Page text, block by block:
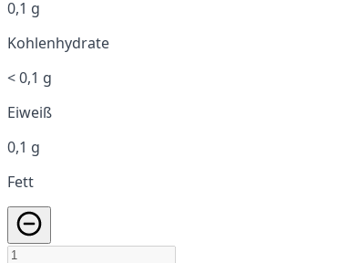
0,1 g
Kohlenhydrate
< 0,1 g
Eiweiß
0,1 g
Fett